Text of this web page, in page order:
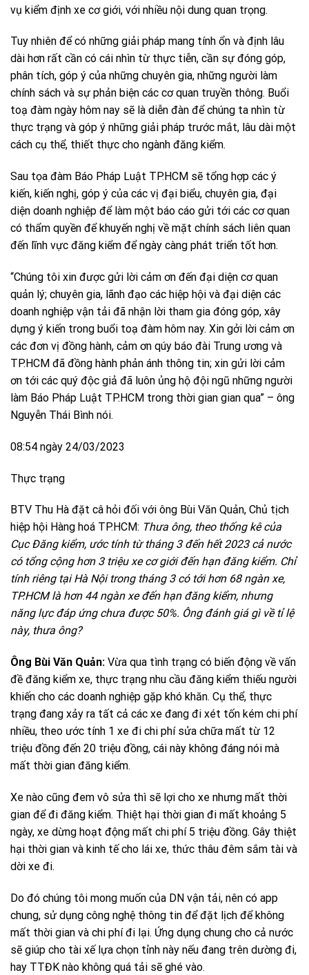
vụ kiểm định xe cơ giới, với nhiều nội dung quan trọng.
Tuy nhiên để có những giải pháp mang tính ổn và định lâu
dài hơn rất cần có cái nhìn từ thực tiễn, cần sự đóng góp,
phân tích, góp ý của những chuyên gia, những người làm
chính sách và sự phản biện các cơ quan truyền thông. Buổi
toạ đàm ngày hôm nay sẽ là diễn đàn để chúng ta nhìn từ
thực trạng và góp ý những giải pháp trước mắt, lâu dài một
cách cụ thể, thiết thực cho ngành đăng kiểm.
Sau tọa đàm Báo Pháp Luật TP.HCM sẽ tổng hợp các ý
kiến, kiến nghị, góp ý của các vị đại biểu, chuyên gia, đại
diện doanh nghiệp để làm một báo cáo gửi tới các cơ quan
có thẩm quyền để khuyến nghị về mặt chính sách liên quan
đến lĩnh vực đăng kiểm để ngày càng phát triển tốt hơn.
“Chúng tôi xin được gửi lời cảm ơn đến đại diện cơ quan
quản lý; chuyên gia, lãnh đạo các hiệp hội và đại diện các
doanh nghiệp vận tải đã nhận lời tham gia đóng góp, xây
dựng ý kiến trong buổi toạ đàm hôm nay. Xin gởi lời cảm ơn
các đơn vị đồng hành, cảm ơn qúy báo đài Trung ương và
TP.HCM đã đồng hành phản ánh thông tin; xin gửi lời cảm
ơn tới các quý độc giả đã luôn ủng hộ đội ngũ những người
làm Báo Pháp Luật TP.HCM trong thời gian gian qua” – ông
Nguyễn Thái Bình nói.
08:54 ngày 24/03/2023
Thực trạng
BTV Thu Hà đặt câ hỏi đối với ông Bùi Văn Quản, Chủ tịch
hiệp hội Hàng hoá TP.HCM: Thưa ông, theo thống kê của
Cục Đăng kiểm, ước tính từ tháng 3 đến hết 2023 cả nước
có tổng cộng hơn 3 triệu xe cơ giới đến hạn đăng kiểm. Chỉ
tính riêng tại Hà Nội trong tháng 3 có tới hơn 68 ngàn xe,
TP.HCM là hơn 44 ngàn xe đến hạn đăng kiểm, nhưng
năng lực đáp ứng chưa được 50%. Ông đánh giá gì về tỉ lệ
này, thưa ông?
Ông Bùi Văn Quản: Vừa qua tình trạng có biến động về vấn
đề đăng kiểm xe, thực trạng nhu cầu đăng kiểm thiếu người
khiến cho các doanh nghiệp gặp khó khăn. Cụ thể, thực
trạng đang xảy ra tất cả các xe đang đi xét tốn kém chi phí
nhiều, theo ước tính 1 xe đi chi phí sửa chữa mất từ 12
triệu đồng đến 20 triệu đồng, cái này không đáng nói mà
mất thời gian đăng kiểm.
Xe nào cũng đem vô sửa thì sẽ lợi cho xe nhưng mất thời
gian để đi đăng kiểm. Thiệt hại thời gian đi mất khoảng 5
ngày, xe dừng hoạt động mất chi phí 5 triệu đồng. Gây thiệt
hại thời gian và kinh tế cho lái xe, thức thâu đêm sắm tài và
dời xe đi.
Do đó chúng tôi mong muốn của DN vận tải, nên có app
chung, sử dụng công nghệ thông tin để đặt lịch để không
mất thời gian và chi phí đi lại. Ứng dụng chung cho cả nước
sẽ giúp cho tài xế lựa chọn tỉnh này nếu đang trên dường đi,
hay TTĐK nào không quá tải sẽ ghé vào.